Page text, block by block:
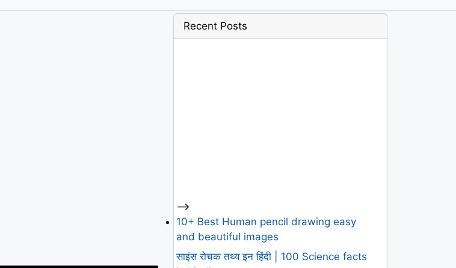
Recent Posts
-->
10+ Best Human pencil drawing easy
and beautiful images
साइंस रोचक तथ्य इन हिंदी | 100 Science facts